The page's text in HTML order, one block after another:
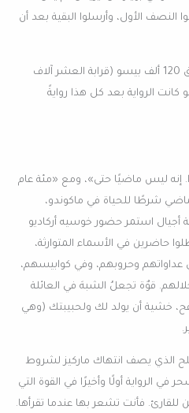
أرسلوا النصف الأول، وأرسلوا البقية بعد أن
كان قد دخّن 30 ألف سيجارة وأنفق 120 ألف بيسو (قرابة العشر آلاف
الرواية بعد كل هذا روايةً
إنه ليس ماضيًا حتى»، ومع «مئة عام
شرطًا للحياة في ماكوندو،
أجيال استمر حضور خوسيه أركاديو
حاضرين في الأسماء المتوارثة،
وحروبهم، وفي كوابيسهم،
قوٌة تجعلُ الشبهَ في العائلة
خشية أن يولد لك ولحبيبتك (وهي
الذي يصف انتهاك ماركيز لشروط
الرواية أولًا وأخيرًا في القوة التي
للقارئ. فأنت تشعر بها عندما تقرأها.